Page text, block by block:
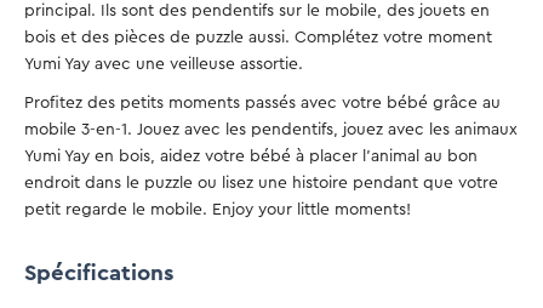
principal. Ils sont des pendentifs sur le mobile, des jouets en
bois et des pièces de puzzle aussi. Complétez votre moment
Yumi Yay avec une veilleuse assortie.
Profitez des petits moments passés avec votre bébé grâce au
mobile 3-en-1. Jouez avec les pendentifs, jouez avec les animaux
Yumi Yay en bois, aidez votre bébé à placer l'animal au bon
endroit dans le puzzle ou lisez une histoire pendant que votre
petit regarde le mobile. Enjoy your little moments!
Spécifications